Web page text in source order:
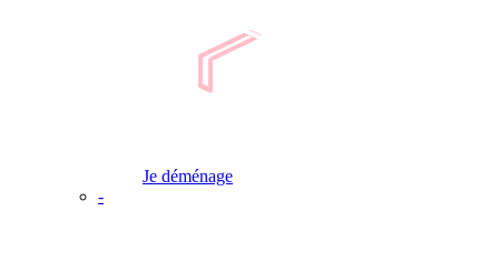
Je déménage
-